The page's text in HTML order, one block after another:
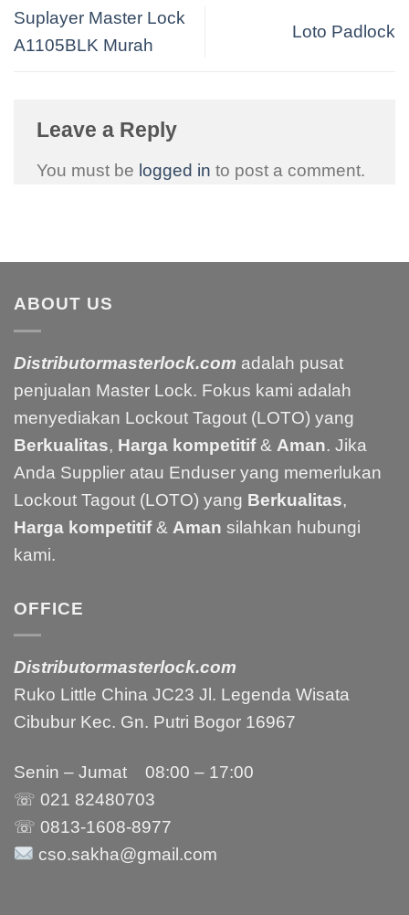
Suplayer Master Lock
A1105BLK Murah
Loto Padlock
Leave a Reply
You must be logged in to post a comment.
ABOUT US
Distributormasterlock.com adalah pusat
penjualan Master Lock. Fokus kami adalah
menyediakan Lockout Tagout (LOTO) yang
Berkualitas, Harga kompetitif& Aman. Jika
Anda Supplier atau Enduser yang memerlukan
Lockout Tagout (LOTO) yang Berkualitas,
Harga kompetitif& Aman silahkan hubungi
kami.
OFFICE
Distributormasterlock.com
Ruko Little China JC23 Jl. Legenda Wisata
Cibubur Kec. Gn. Putri Bogor 16967
Senin – Jumat 08:00 – 17:00
☏ 021 82480703
☏ 0813-1608-8977
cso.sakha@gmail.com